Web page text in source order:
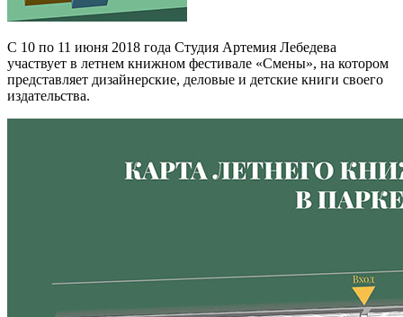
С 10 по 11 июня 2018 года Студия Артемия Лебедева
участвует в летнем книжном фестивале «Смены», на котором
представляет дизайнерские, деловые и детские книги своего
издательства.